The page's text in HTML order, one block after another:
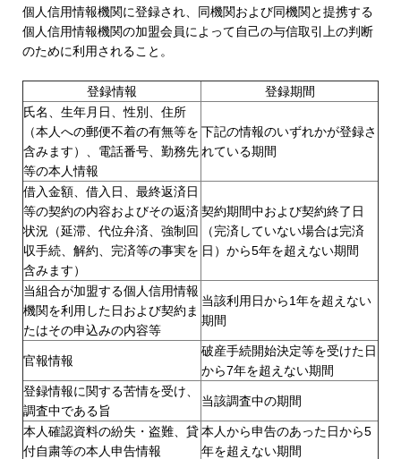
個人信用情報機関に登録され、同機関および同機関と提携する
個人信用情報機関の加盟会員によって自己の与信取引上の判断
のために利用されること。
登録情報
登録期間
氏名、生年月日、性別、住所
（本人への郵便不着の有無等を
含みます）、電話番号、勤務先
等の本人情報
下記の情報のいずれかが登録さ
れている期間
借入金額、借入日、最終返済日
等の契約の内容およびその返済
状況（延滞、代位弁済、強制回
収手続、解約、完済等の事実を
含みます）
契約期間中および契約終了日
（完済していない場合は完済
日）から5年を超えない期間
当組合が加盟する個人信用情報
機関を利用した日および契約ま
たはその申込みの内容等
当該利用日から1年を超えない
期間
官報情報
破産手続開始決定等を受けた日
から7年を超えない期間
登録情報に関する苦情を受け、
調査中である旨
当該調査中の期間
本人確認資料の紛失・盗難、貸
付自粛等の本人申告情報
本人から申告のあった日から5
年を超えない期間